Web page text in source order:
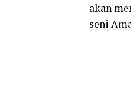
akan
seni